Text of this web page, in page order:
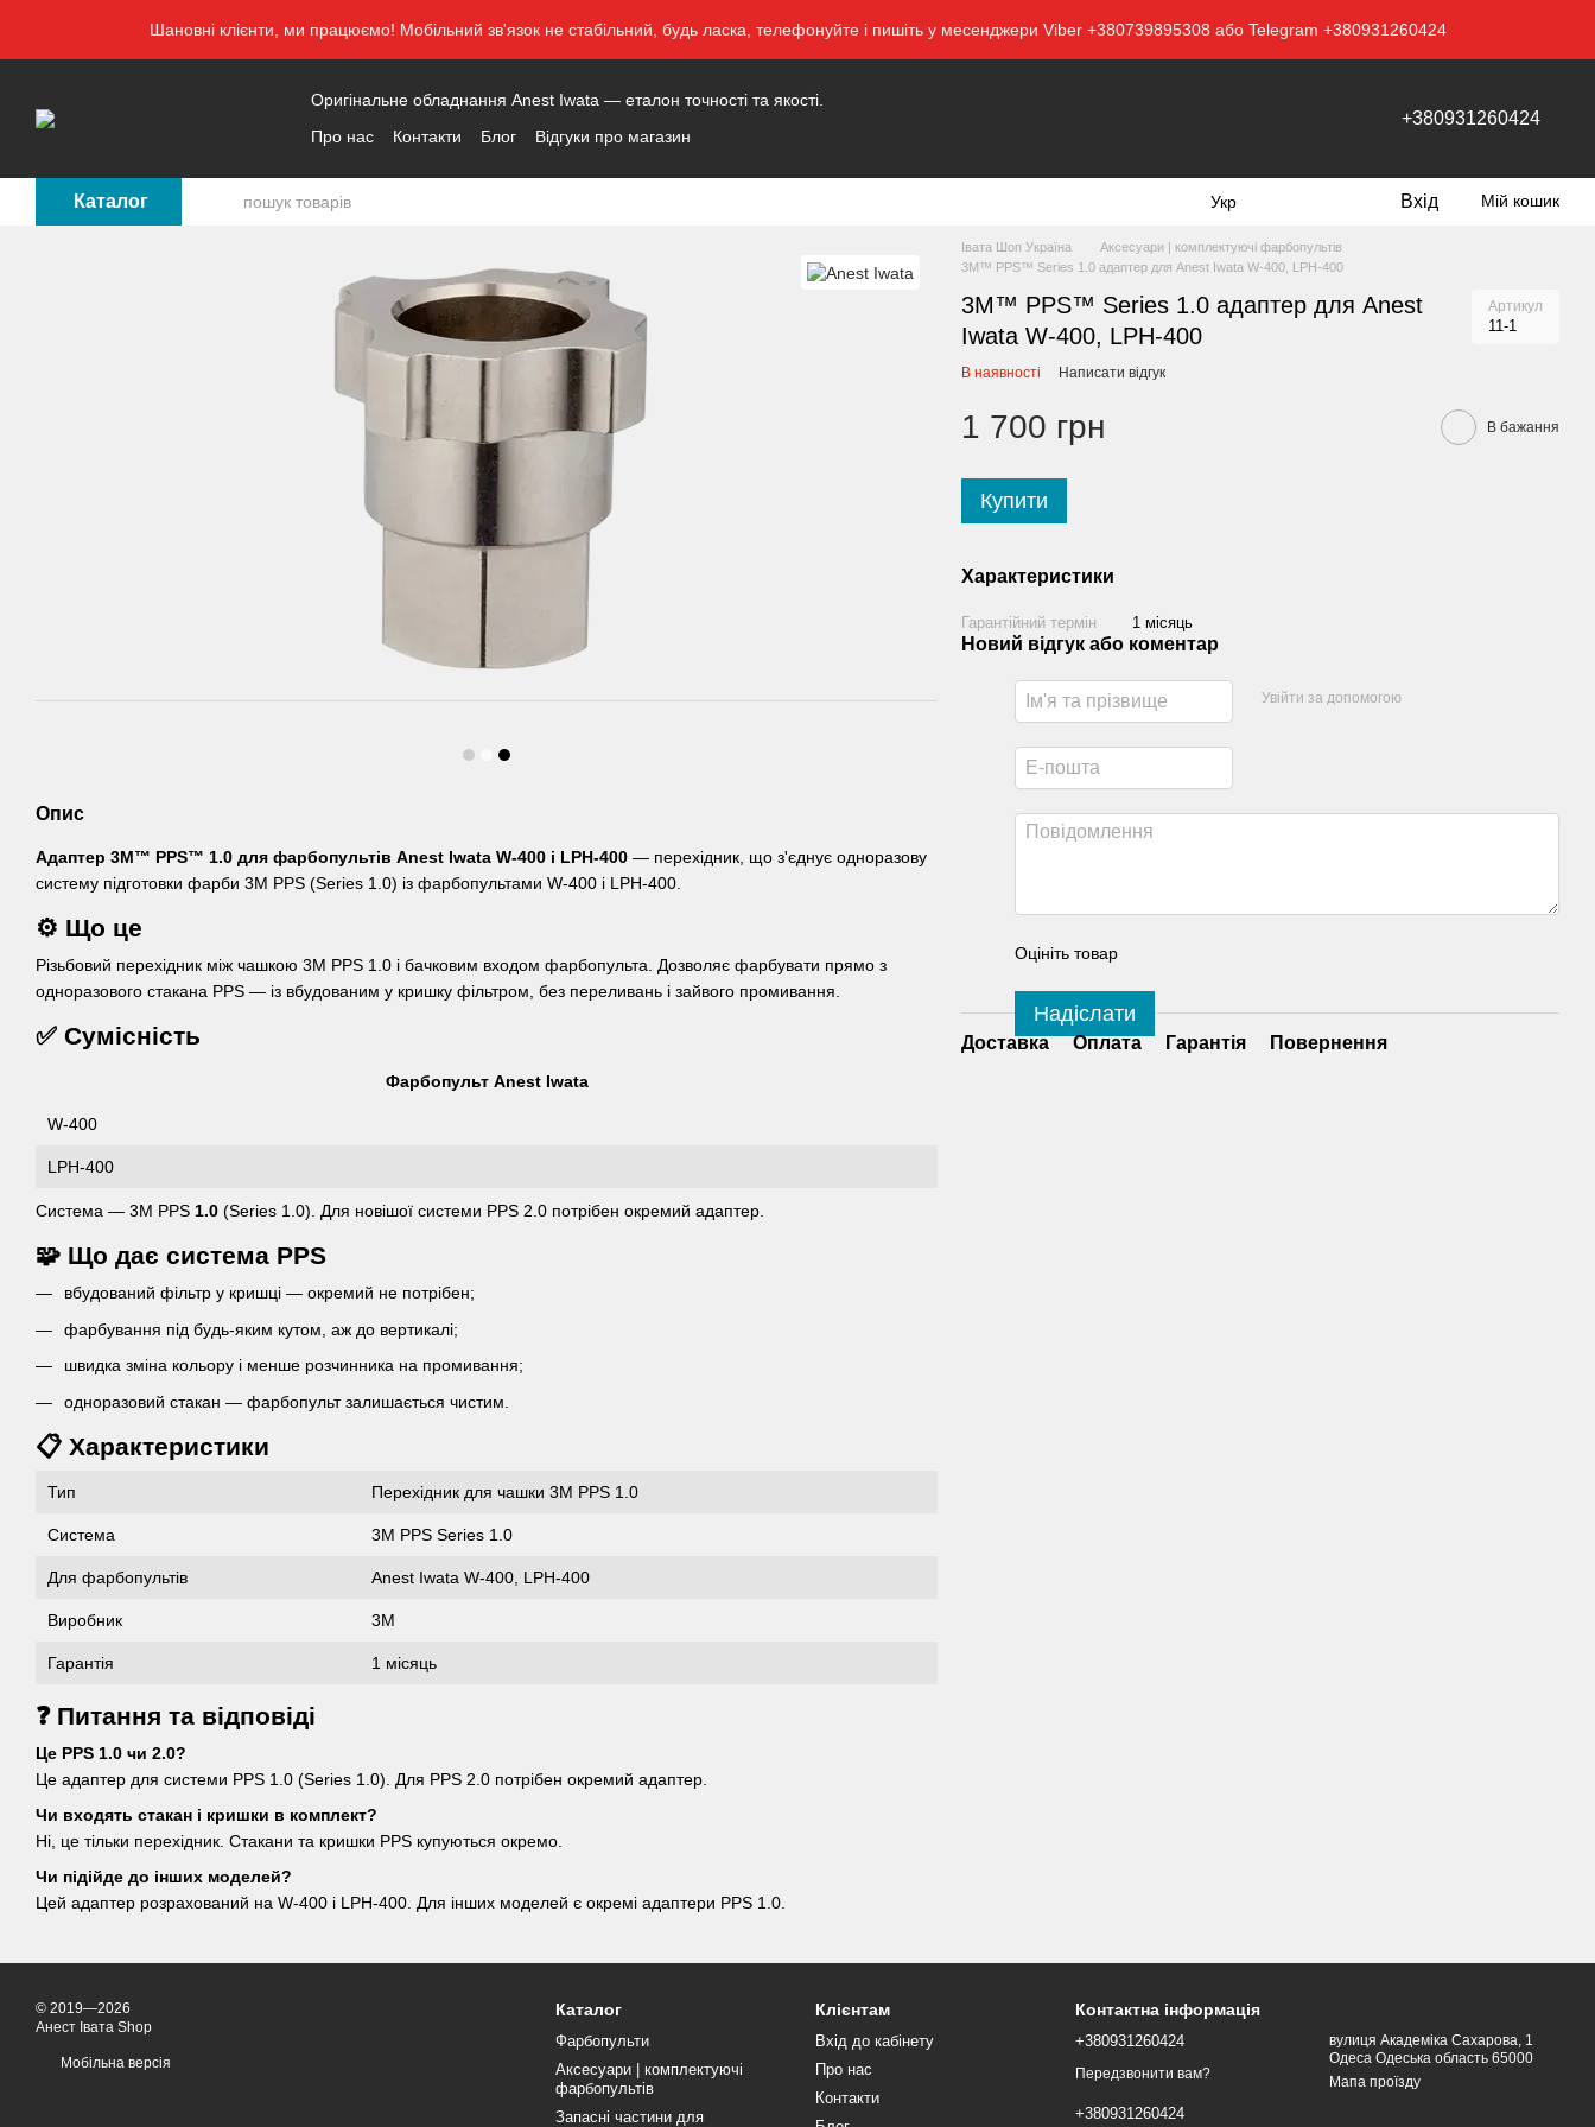
Шановні клієнти, ми працюємо! Мобільний зв'язок не стабільний, будь ласка, телефонуйте і пишіть у месенджери Viber +380739895308 або Telegram +380931260424
Оригінальне обладнання Anest Iwata — еталон точності та якості.
Про нас
Контакти Блог Відгуки про магазин
+380931260424
Каталог Укр Вхід Мій кошик
Опис
Адаптер 3M™ PPS™ 1.0 для фарбопультів Anest Iwata W-400 і LPH-400 — перехідник, що з'єднує одноразову
систему підготовки фарби 3M PPS (Series 1.0) із фарбопультами W-400 і LPH-400.
⚙️ Що це
Різьбовий перехідник між чашкою 3M PPS 1.0 і бачковим входом фарбопульта. Дозволяє фарбувати прямо з
одноразового стакана PPS — із вбудованим у кришку фільтром, без переливань і зайвого промивання.
✅ Сумісність
Фарбопульт Anest Iwata
W-400
LPH-400
Система — 3M PPS 1.0 (Series 1.0). Для новішої системи PPS 2.0 потрібен окремий адаптер.
🧩 Що дає система PPS
вбудований фільтр у кришці — окремий не потрібен;
фарбування під будь-яким кутом, аж до вертикалі;
швидка зміна кольору і менше розчинника на промивання;
одноразовий стакан — фарбопульт залишається чистим.
📋 Характеристики
Тип Перехідник для чашки 3M PPS 1.0
Система 3M PPS Series 1.0
Для фарбопультів Anest Iwata W-400, LPH-400
Виробник 3M
Гарантія 1 місяць
❓ Питання та відповіді
Це PPS 1.0 чи 2.0?
Це адаптер для системи PPS 1.0 (Series 1.0). Для PPS 2.0 потрібен окремий адаптер.
Чи входять стакан і кришки в комплект?
Ні, це тільки перехідник. Стакани та кришки PPS купуються окремо.
Чи підійде до інших моделей?
Цей адаптер розрахований на W-400 і LPH-400. Для інших моделей є окремі адаптери PPS 1.0.
Івата Шоп Україна
Аксесуари | комплектуючі фарбопультів
3M™ PPS™ Series 1.0 адаптер для Anest Iwata W-400, LPH-400
3M™ PPS™ Series 1.0 адаптер для Anest
Iwata W-400, LPH-400
Артикул
11-1
В наявності Написати відгук
1 700 грн В бажання
Купити
Характеристики
Гарантійний термін 1 місяць
Новий відгук або коментар
Увійти за допомогою
Оцініть товар
Надіслати
Доставка Оплата Гарантія Повернення
© 2019—2026
Анест Івата Shop
Мобільна версія
Каталог
Фарбопульти
Аксесуари | комплектуючі
фарбопультів
Запасні частини для
Клієнтам
Вхід до кабінету
Про нас
Контакти
Контактна інформація
+380931260424
Передзвонити вам?
+380931260424
вулиця Академіка Сахарова, 1
Одеса Одеська область 65000
Мапа проїзду